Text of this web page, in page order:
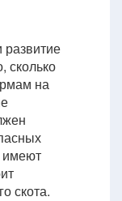
развитие
сколько
на
имеют
скота.